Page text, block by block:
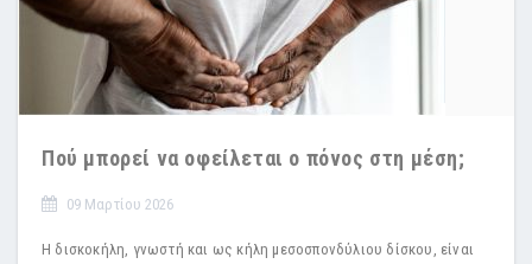
Πού μπορεί να οφείλεται ο πόνος στη μέση;
09 Μαρτίου 2026
Η δισκοκήλη, γνωστή και ως κήλη μεσοσπονδύλιου δίσκου, είναι